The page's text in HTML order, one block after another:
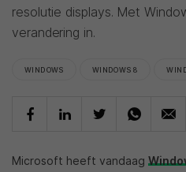
resolutie displays. Met
verandering in.
WINDOWS WINDOWS 8
Microsoft heeft vandaag